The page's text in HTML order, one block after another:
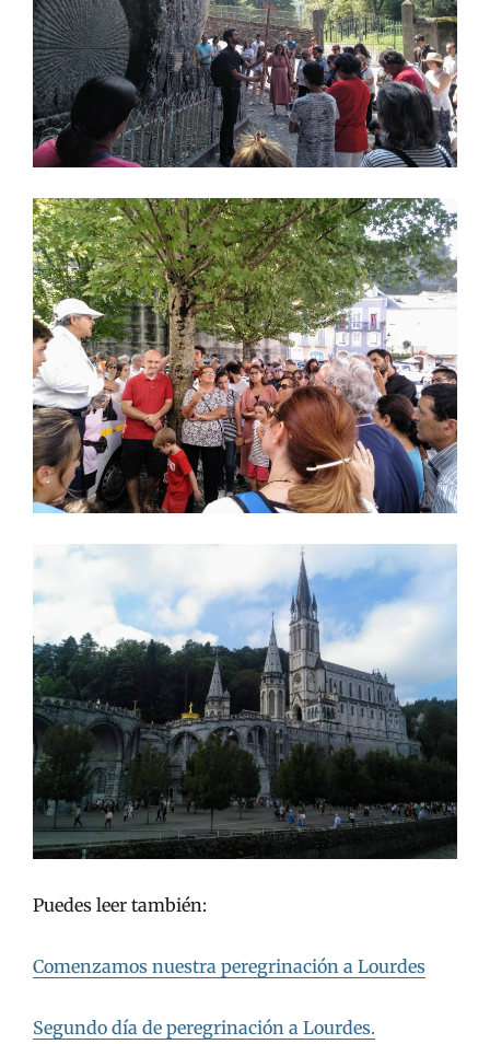
Puedes leer también:
Comenzamos nuestra peregrinación a Lourdes
Segundo día de peregrinación a Lourdes.